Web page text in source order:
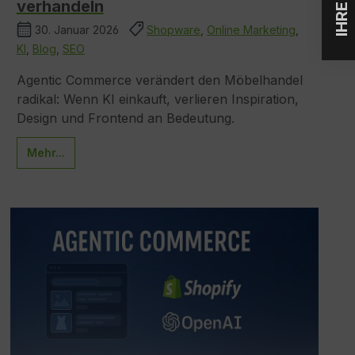
verhandeln
30. Januar 2026 Shopware Online Marketing
KI Blog SEO
Agentic Commerce verändert den Möbelhandel
radikal: Wenn KI einkauft, verlieren Inspiration,
Design und Frontend an Bedeutung.
Mehr...